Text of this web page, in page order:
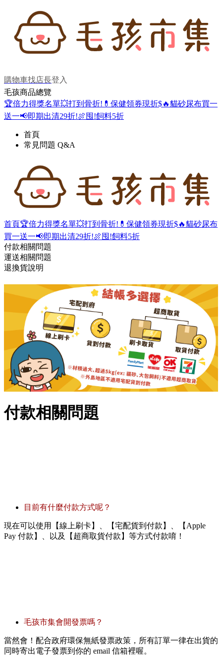
購物車找店長登入
毛孩商品總覽
🏆倍力得獎名單💥打到骨折! 💊保健領券現折$🔥貓砂尿布買一
送一📢即期出清29折!🍖囤!飼料5折
首頁
常見問題 Q&A
首頁🏆倍力得獎名單💥打到骨折! 💊保健領券現折$🔥貓砂尿布
買一送一📢即期出清29折!🍖囤!飼料5折
付款相關問題
運送相關問題
退換貨說明
付款相關問題
目前有什麼付款方式呢？
現在可以使用【線上刷卡】、【宅配貨到付款】、【Apple
Pay 付款】、以及【超商取貨付款】等方式付款唷！
毛孩市集會開發票嗎？
當然會！配合政府環保無紙發票政策，所有訂單一律在出貨的
同時寄出電子發票到你的 email 信箱裡喔。